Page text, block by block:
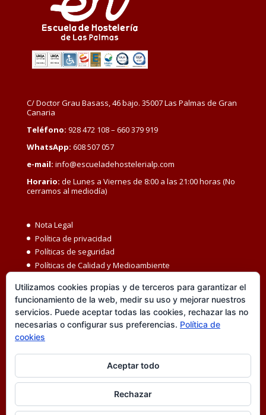
C/ Doctor Grau Basass, 46 bajo. 35007 Las Palmas de Gran
Canaria
Teléfono: 928 472 108 – 660 379 919
WhatsApp: 608 507 057
e-mail: info@escueladehostelerialp.com
Horario: de Lunes a Viernes de 8:00 a las 21:00 horas (No
cerramos al mediodía)
Nota Legal
Política de privacidad
Políticas de seguridad
Políticas de Calidad y Medioambiente
Igualdad MBC
Código ético
Transparencia
Política de cookies
Utilizamos cookies propias y de terceros para garantizar el
funcionamiento de la web, medir su uso y mejorar nuestros
servicios. Puede aceptar todas las cookies, rechazar las no
necesarias o configurar sus preferencias. Política de
cookies
Aceptar todo
Rechazar